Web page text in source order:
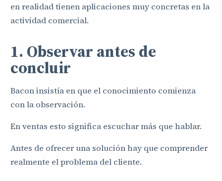
en realidad tienen aplicaciones muy concretas en la
actividad comercial.
1. Observar antes de
concluir
Bacon insistía en que el conocimiento comienza
con la observación.
En ventas esto significa escuchar más que hablar.
Antes de ofrecer una solución hay que comprender
realmente el problema del cliente.